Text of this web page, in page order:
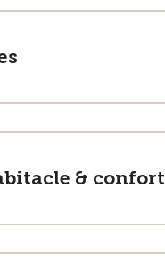
& confort